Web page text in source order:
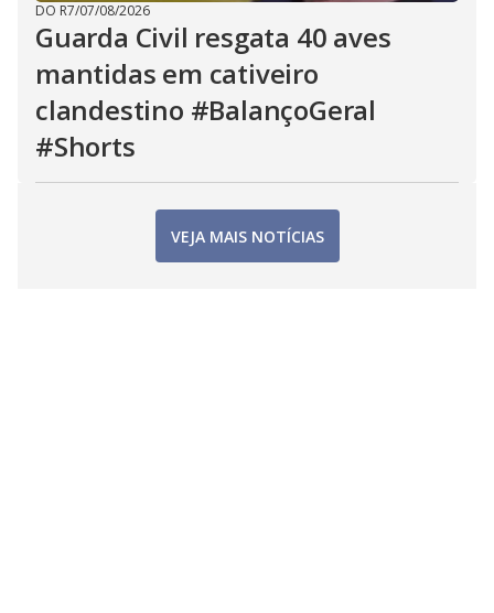
DO R7/07/08/2026
Guarda Civil resgata 40 aves
mantidas em cativeiro
clandestino #BalançoGeral
#Shorts
VEJA MAIS NOTÍCIAS